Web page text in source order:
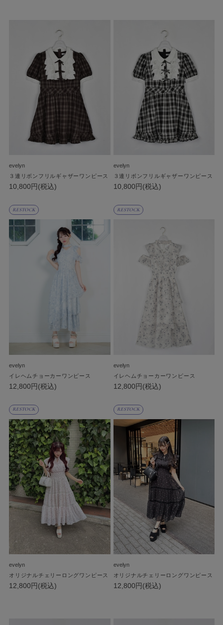
evelyn
３連リボンフリルギャザーワンピース
10,800円(税込)
evelyn
３連リボンフリルギャザーワンピース
10,800円(税込)
RESTOCK
evelyn
イレヘムチョーカーワンピース
12,800円(税込)
RESTOCK
evelyn
イレヘムチョーカーワンピース
12,800円(税込)
RESTOCK
evelyn
オリジナルチェリーロングワンピース
12,800円(税込)
RESTOCK
evelyn
オリジナルチェリーロングワンピース
12,800円(税込)